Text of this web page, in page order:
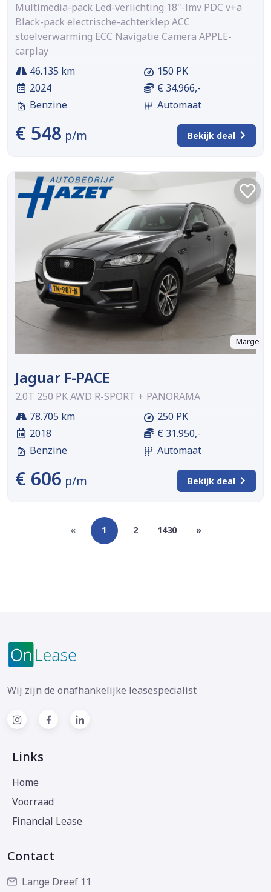
Multimedia-pack Led-verlichting 18"-lmv PDC v+a
Black-pack electrische-achterklep ACC
stoelverwarming ECC Navigatie Camera APPLE-
carplay
46.135 km
2024
Benzine
150 PK
€ 34.966,-
Automaat
€ 548 p/m Bekijk deal
Marge
Jaguar F-PACE
2.0T 250 PK AWD R-SPORT + PANORAMA
78.705 km
2018
Benzine
250 PK
€ 31.950,-
Automaat
€ 606 p/m Bekijk deal
« 1 2 1430 »
Wij zijn de onafhankelijke leasespecialist
Links
Home
Voorraad
Financial Lease
Contact
Lange Dreef 11